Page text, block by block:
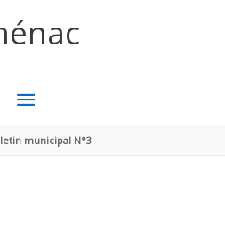
MENU
PRINCIPAL
municipal N°3